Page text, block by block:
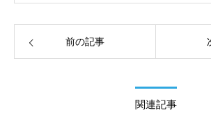
前の記事
関連記事